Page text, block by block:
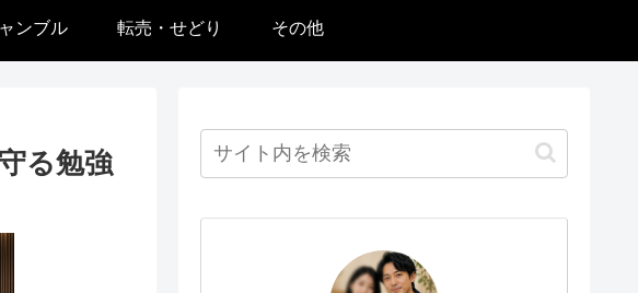
ンブル 転売・せどり その他
る勉強